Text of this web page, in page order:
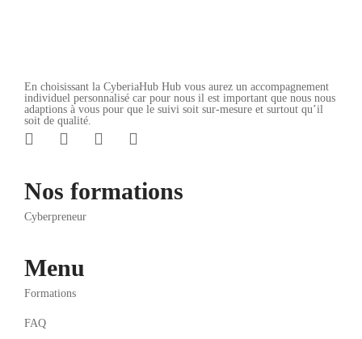
En choisissant la CyberiaHub Hub vous aurez un accompagnement
individuel personnalisé car pour nous il est important que nous nous
adaptions à vous pour que le suivi soit sur-mesure et surtout qu’il
soit de qualité.
Nos formations
Cyberpreneur
Menu
Formations
FAQ